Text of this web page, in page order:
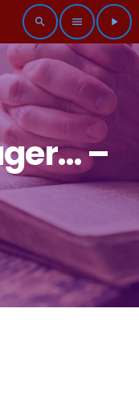
search menu play_arrow
–